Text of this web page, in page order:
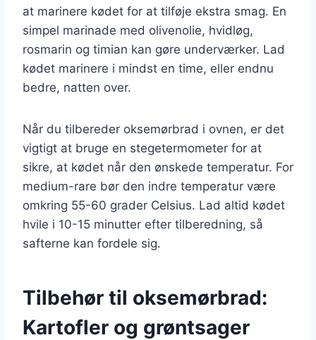
at marinere kødet for at tilføje ekstra smag. En
simpel marinade med olivenolie, hvidløg,
rosmarin og timian kan gøre underværker. Lad
kødet marinere i mindst en time, eller endnu
bedre, natten over.
Når du tilbereder oksemørbrad i ovnen, er det
vigtigt at bruge en stegetermometer for at
sikre, at kødet når den ønskede temperatur. For
medium-rare bør den indre temperatur være
omkring 55-60 grader Celsius. Lad altid kødet
hvile i 10-15 minutter efter tilberedning, så
safterne kan fordele sig.
Tilbehør til oksemørbrad:
Kartofler og grøntsager